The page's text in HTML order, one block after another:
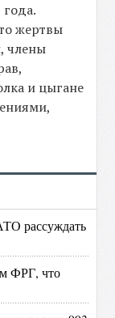
жертвы
члены
и цыгане
рассуждать
ФРГ, что